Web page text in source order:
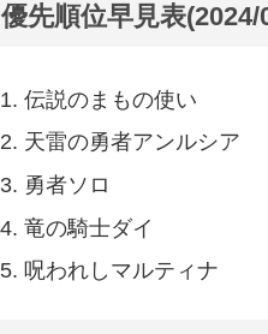
優先順位早見表(2024/
伝説のまもの使い
天雷の勇者アンルシア
勇者ソロ
竜の騎士ダイ
呪われしマルティナ